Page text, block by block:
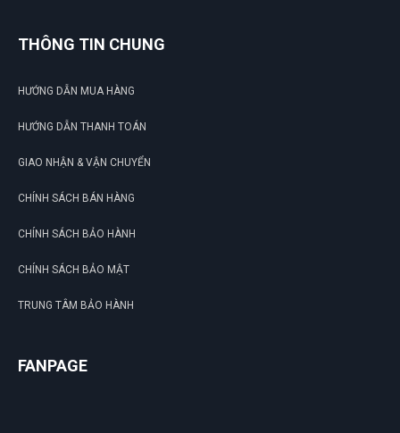
THÔNG TIN CHUNG
HƯỚNG DẪN MUA HÀNG
HƯỚNG DẪN THANH TOÁN
GIAO NHẬN & VẬN CHUYỂN
CHÍNH SÁCH BÁN HÀNG
CHÍNH SÁCH BẢO HÀNH
CHÍNH SÁCH BẢO MẬT
TRUNG TÂM BẢO HÀNH
FANPAGE